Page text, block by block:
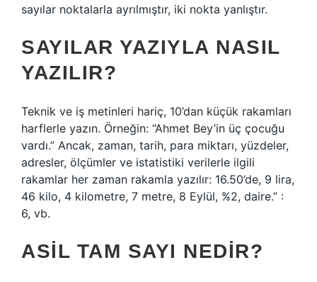
sayılar noktalarla ayrılmıştır, iki nokta yanlıştır.
SAYILAR YAZIYLA NASIL
YAZILIR?
Teknik ve iş metinleri hariç, 10’dan küçük rakamları
harflerle yazın. Örneğin: “Ahmet Bey’in üç çocuğu
vardı.” Ancak, zaman, tarih, para miktarı, yüzdeler,
adresler, ölçümler ve istatistiki verilerle ilgili
rakamlar her zaman rakamla yazılır: 16.50’de, 9 lira,
46 kilo, 4 kilometre, 7 metre, 8 Eylül, %2, daire.” :
6, vb.
ASIL TAM SAYI NEDIR?